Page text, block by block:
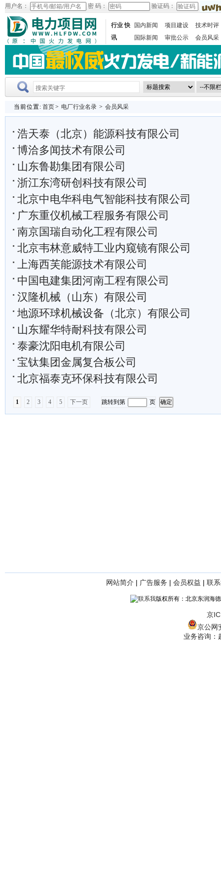
用户名： 密 码： 验证码：
行业 快
讯
国内新闻 项目建设
技术时评
国际新闻
审批公示 会员风采
当前位置: 首页> 电厂行业名录 > 会员风采
浩天泰（北京）能源科技有限公司
博洽多闻技术有限公司
山东鲁勘集团有限公司
浙江东湾研创科技有限公司
北京中电华科电气智能科技有限公司
广东重仪机械工程服务有限公司
南京国瑞自动化工程有限公司
北京韦林意威特工业内窥镜有限公司
上海西芙能源技术有限公司
中国电建集团河南工程有限公司
汉隆机械（山东）有限公司
地源环球机械设备（北京）有限公司
山东耀华特耐科技有限公司
泰豪沈阳电机有限公司
宝钛集团金属复合板公司
北京福泰克环保科技有限公司
1 2 3 4 5 下一页 跳转到第 页
网站简介 | 广告服务 | 会员权益 | 联
版权所有：北京东润海
京
京公网
业务咨询：